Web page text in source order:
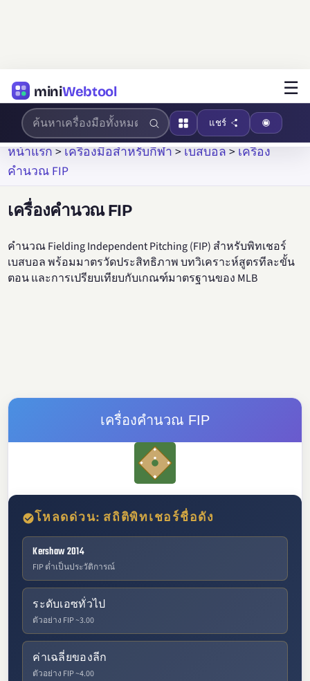
miniWebtool ☰
แชร์
หน้าแรก>เครื่องมือสำหรับกีฬา>เบสบอล>เครื่อง
คำนวณ FIP
เครื่องคำนวณ FIP
คำนวณ Fielding Independent Pitching (FIP) สำหรับพิทเชอร์
เบสบอล พร้อมมาตรวัดประสิทธิภาพ บทวิเคราะห์สูตรทีละขั้น
ตอน และการเปรียบเทียบกับเกณฑ์มาตรฐานของ MLB
เครื่องคำนวณ FIP
โหลดด่วน: สถิติพิทเชอร์ชื่อดัง
Kershaw 2014
FIP ต่ำเป็นประวัติการณ์
ระดับเอซทั่วไป
ตัวอย่าง FIP ~3.00
ค่าเฉลี่ยของลีก
ตัวอย่าง FIP ~4.00